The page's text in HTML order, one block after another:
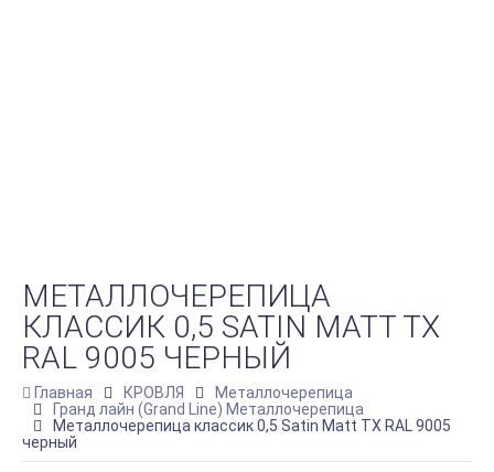
МЕТАЛЛОЧЕРЕПИЦА
КЛАССИК 0,5 SATIN MATT TX
RAL 9005 ЧЕРНЫЙ
Главная КРОВЛЯ
Металлочерепица
Гранд лайн (Grand Line) Металлочерепица
Металлочерепица классик 0,5 Satin Matt TX RAL 9005
черный